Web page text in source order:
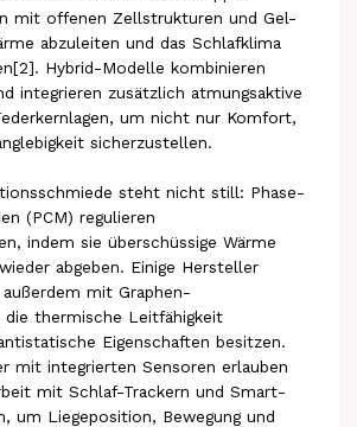
mit offenen Zellstrukturen und Gel-
abzuleiten und das Schlafklima
Hybrid-Modelle kombinieren
integrieren zusätzlich atmungsaktive
um nicht nur Komfort,
sicherzustellen.
steht nicht still: Phase-
(PCM) regulieren
indem sie überschüssige Wärme
abgeben. Einige Hersteller
mit Graphen-
die thermische Leitfähigkeit
Eigenschaften besitzen.
mit integrierten Sensoren erlauben
mit Schlaf-Trackern und Smart-
um Liegeposition, Bewegung und